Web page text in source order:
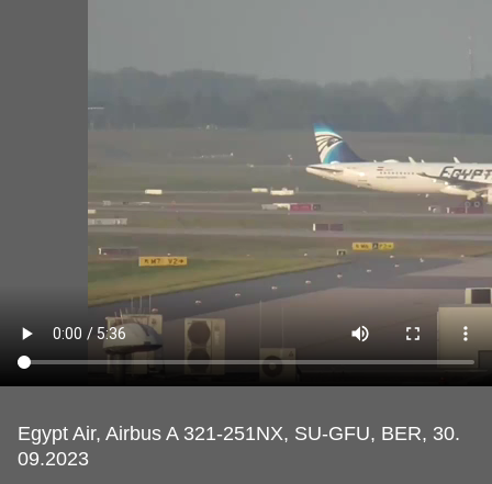
Egypt Air, Airbus A 321-251NX, SU-GFU, BER, 30.
09.2023